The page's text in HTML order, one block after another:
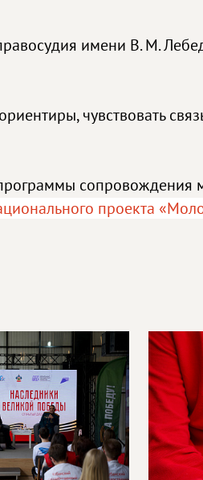
имени В. М.
чувствовать
сопровождения
проекта